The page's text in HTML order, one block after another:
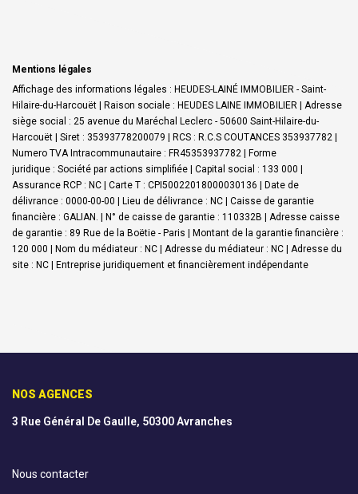
Mentions légales
Affichage des informations légales : HEUDES-LAINÉ IMMOBILIER - Saint-
Hilaire-du-Harcouët | Raison sociale : HEUDES LAINE IMMOBILIER | Adresse
siège social : 25 avenue du Maréchal Leclerc - 50600 Saint-Hilaire-du-
Harcouët | Siret : 35393778200079 | RCS : R.C.S COUTANCES 353937782 |
Numero TVA Intracommunautaire : FR45353937782 | Forme
juridique : Société par actions simplifiée | Capital social : 133 000 |
Assurance RCP : NC | Carte T : CPI50022018000030136 | Date de
délivrance : 0000-00-00 | Lieu de délivrance : NC | Caisse de garantie
financière : GALIAN. | N° de caisse de garantie : 110332B | Adresse caisse
de garantie : 89 Rue de la Boëtie - Paris | Montant de la garantie financière :
120 000 | Nom du médiateur : NC | Adresse du médiateur : NC | Adresse du
site : NC | Entreprise juridiquement et financièrement indépendante
NOS AGENCES
3 Rue Général De Gaulle, 50300 Avranches
Nous contacter